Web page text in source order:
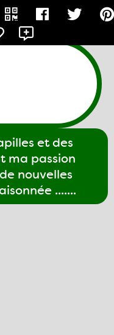
et des
ma passion
nouvelles
.......
GIGI61